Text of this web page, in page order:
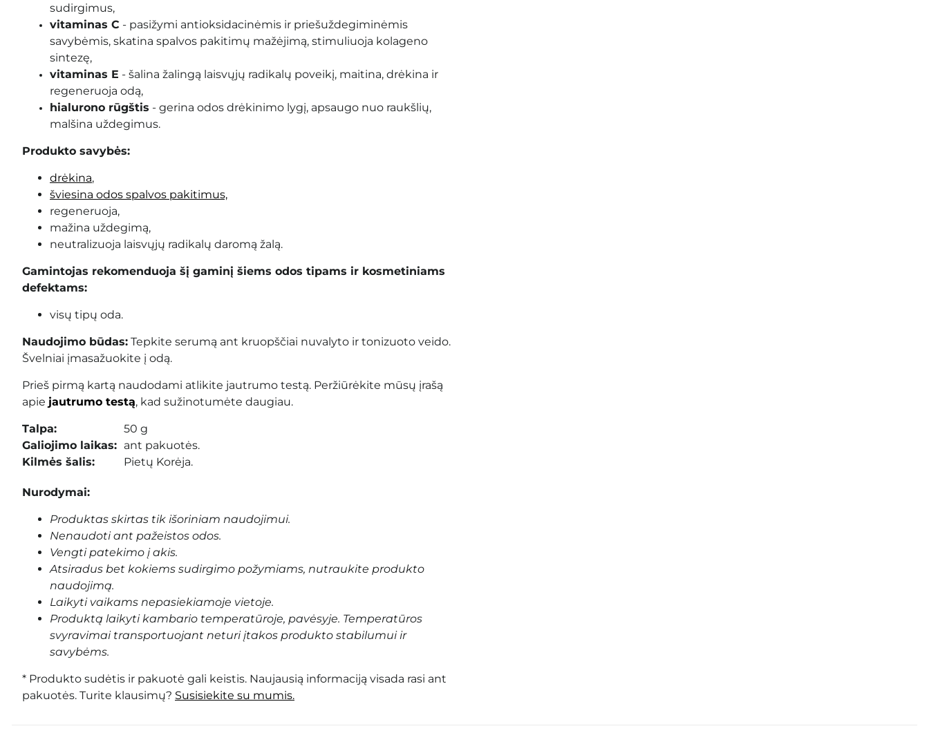
sudirgimus,
vitaminas C - pasižymi antioksidacinėmis ir priešuždegiminėmis
savybėmis, skatina spalvos pakitimų mažėjimą, stimuliuoja kolageno
sintezę,
vitaminas E - šalina žalingą laisvųjų radikalų poveikį, maitina, drėkina ir
regeneruoja odą,
hialurono rūgštis - gerina odos drėkinimo lygį, apsaugo nuo raukšlių,
malšina uždegimus.
Produkto savybės:
drėkina,
šviesina odos spalvos pakitimus,
regeneruoja,
mažina uždegimą,
neutralizuoja laisvųjų radikalų daromą žalą.
Gamintojas rekomenduoja šį gaminį šiems odos tipams ir kosmetiniams
defektams:
visų tipų oda.
Naudojimo būdas: Tepkite serumą ant kruopščiai nuvalyto ir tonizuoto veido.
Švelniai įmasažuokite į odą.
Prieš pirmą kartą naudodami atlikite jautrumo testą. Peržiūrėkite mūsų įrašą
apie jautrumo testą, kad sužinotumėte daugiau.
Talpa:
50 g
Galiojimo laikas: ant pakuotės.
Kilmės šalis:
Pietų Korėja.
Nurodymai:
Produktas skirtas tik išoriniam naudojimui.
Nenaudoti ant pažeistos odos.
Vengti patekimo į akis.
Atsiradus bet kokiems sudirgimo požymiams, nutraukite produkto
naudojimą.
Laikyti vaikams nepasiekiamoje vietoje.
Produktą laikyti kambario temperatūroje, pavėsyje. Temperatūros
svyravimai transportuojant neturi įtakos produkto stabilumui ir
savybėms.
* Produkto sudėtis ir pakuotė gali keistis. Naujausią informaciją visada rasi ant
pakuotės. Turite klausimų? Susisiekite su mumis.